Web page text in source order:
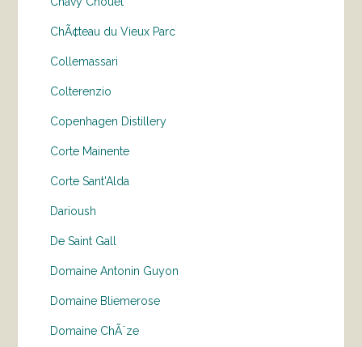
ChÃ¢teau du Vieux Parc
Collemassari
Colterenzio
Copenhagen Distillery
Corte Mainente
Corte Sant'Alda
Darioush
De Saint Gall
Domaine Antonin Guyon
Domaine Bliemerose
Domaine ChÃ¨ze